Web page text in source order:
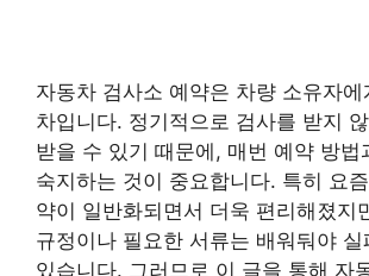
자동차 검사소 예약은 차량 소유자에
차입니다. 정기적으로 검사를 받지
받을 수 있기 때문에, 매번 예약 방법
숙지하는 것이 중요합니다. 특히 요
약이 일반화되면서 더욱 편리해졌지
규정이나 필요한 서류는 배워둬야 실
있습니다. 그러므로 이 글을 통해 자